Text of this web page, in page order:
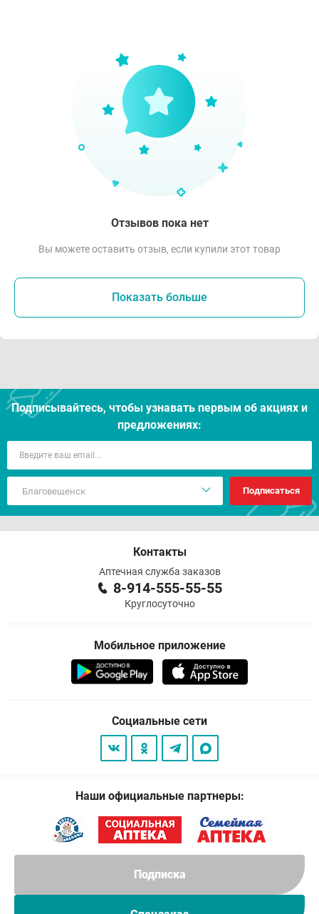
Подписка
Отзывов пока нет
Вы можете оставить отзыв, если купили этот товар
Показать больше
Подписывайтесь, чтобы узнавать первым об акцияx и
предложениях:
Подписаться
Контакты
Аптечная служба заказов
8-914-555-55-55
Круглосуточно
Мобильное приложение
Социальные сети
Наши официальные партнеры: